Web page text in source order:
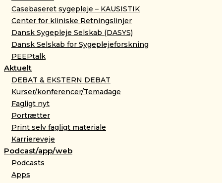
Casebaseret sygepleje – KAUSISTIK
Center for kliniske Retningslinjer
Dansk Sygepleje Selskab (DASYS)
Dansk Selskab for Sygeplejeforskning
PEEPtalk
Aktuelt
DEBAT & EKSTERN DEBAT
Kurser/konferencer/Temadage
Fagligt nyt
Portrætter
Print selv fagligt materiale
Karriereveje
Podcast/app/web
Podcasts
Apps